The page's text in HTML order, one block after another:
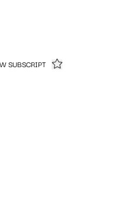
SUBSCRIPT